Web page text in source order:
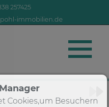
257425
immobilien.de
Cookies,um Besuchern